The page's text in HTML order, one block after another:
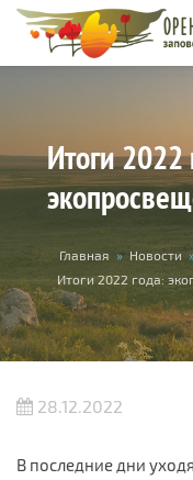
Перейти к основному
Итоги 2022
Вы здесь
Главная » Новости »
Итоги 2022 года:
28.12.2022
В последние дни